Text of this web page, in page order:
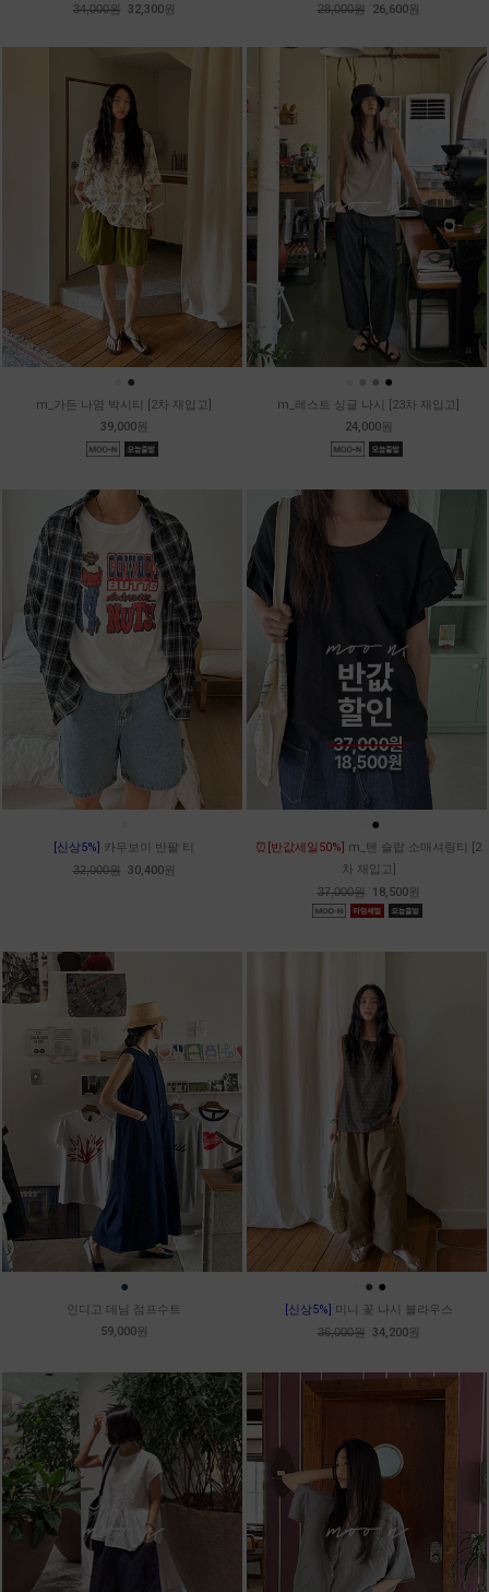
34,000원 32,300원 28,000원 26,600원
●
m_가든 나염 박시티 [2차 재입고]
39,000원
● ● ●
m_레스트 싱글 나시 [23차 재입고]
24,000원
[신상5%] 카우보이 반팔 티
32,000원 30,400원
●
⏰[반값세일50%] m_텐 슬랍 소매셔링티 [2
차 재입고]
37,000원 18,500원
●
인디고 데님 점프수트
59,000원
● ●
[신상5%] 미니 꽃 나시 블라우스
36,000원 34,200원